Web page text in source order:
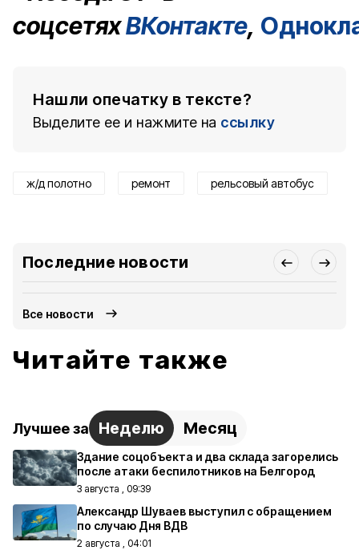
соцсетяхВКонтакте,
Нашли опечатку в тексте?
Выделите ее и нажмите на ссылку
ж/д полотно ремонт рельсовый автобус
Последние новости
Все новости
Читайте также
Лучшее за Неделю Месяц
Здание соцобъекта и два склада загорелись
после атаки беспилотников на Белгород
3 августа , 09:39
Александр Шуваев выступил с обращением
по случаю Дня ВДВ
2 августа , 04:01